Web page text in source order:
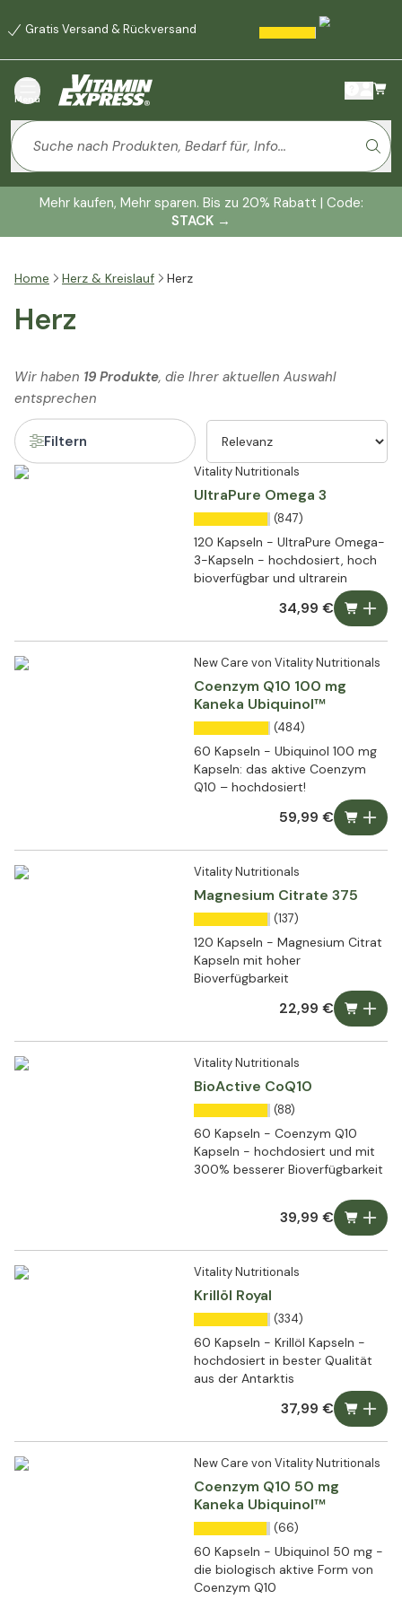
Gratis Versand & Rückversand
Menü
Mehr kaufen, Mehr sparen. Bis zu 20% Rabatt | Code:
STACK →
Home Herz & Kreislauf Herz
Herz
Wir haben 19 Produkte, die Ihrer aktuellen Auswahl
entsprechen
Filtern
Vitality Nutritionals
UltraPure Omega 3
(847)
120 Kapseln - UltraPure Omega-
3-Kapseln - hochdosiert, hoch
bioverfügbar und ultrarein
34,99 €
New Care von Vitality Nutritionals
Coenzym Q10 100 mg
Kaneka Ubiquinol™
(484)
60 Kapseln - Ubiquinol 100 mg
Kapseln: das aktive Coenzym
Q10 – hochdosiert!
59,99 €
Vitality Nutritionals
Magnesium Citrate 375
(137)
120 Kapseln - Magnesium Citrat
Kapseln mit hoher
Bioverfügbarkeit
22,99 €
Vitality Nutritionals
BioActive CoQ10
(88)
60 Kapseln - Coenzym Q10
Kapseln - hochdosiert und mit
300% besserer Bioverfügbarkeit
39,99 €
Vitality Nutritionals
Krillöl Royal
(334)
60 Kapseln - Krillöl Kapseln -
hochdosiert in bester Qualität
aus der Antarktis
37,99 €
New Care von Vitality Nutritionals
Coenzym Q10 50 mg
Kaneka Ubiquinol™
(66)
60 Kapseln - Ubiquinol 50 mg -
die biologisch aktive Form von
Coenzym Q10